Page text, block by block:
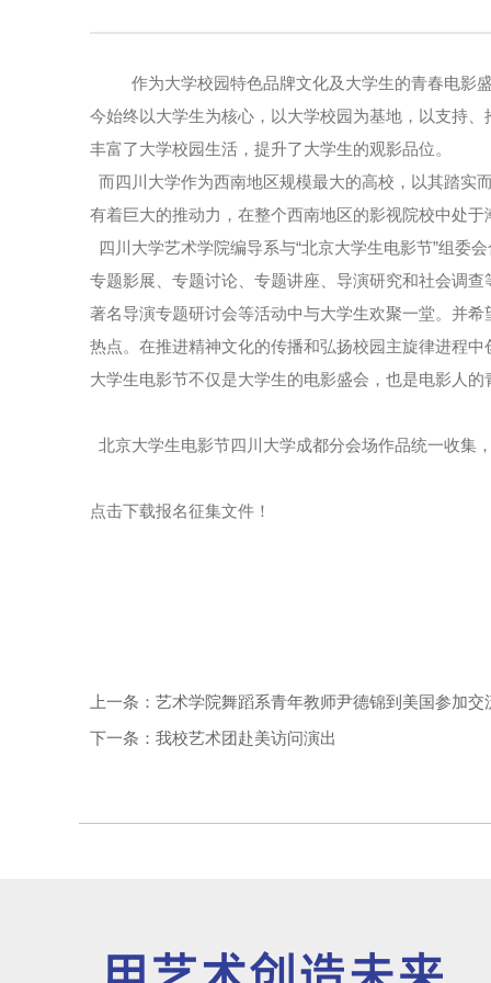
作为大学校园特色品牌文化及大学生的青春电影
今始终以大学生为核心，以大学校园为基地，以支持
丰富了大学校园生活，提升了大学生的观影品位。
而四川大学作为西南地区规模最大的高校，以其踏实
有着巨大的推动力，在整个西南地区的影视院校中处于
四川大学艺术学院编导系与“北京大学生电影节”组委
专题影展、专题讨论、专题讲座、导演研究和社会调
著名导演专题研讨会等活动中与大学生欢聚一堂。并
热点。在推进精神文化的传播和弘扬校园主旋律进程
大学生电影节不仅是大学生的电影盛会，也是电影人
北京大学生电影节四川大学成都分会场作品统一收集
点击下载报名征集文件！
上一条：艺术学院舞蹈系青年教师尹德锦到美国参加交
下一条：我校艺术团赴美访问演出